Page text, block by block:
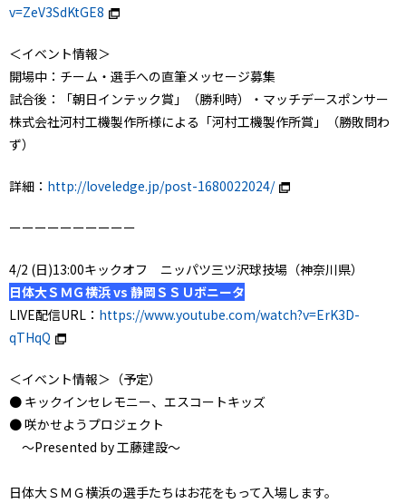
v=ZeV3SdKtGE8
＜イベント情報＞
開場中：チーム・選手への直筆メッセージ募集
試合後：「朝日インテック賞」（勝利時）・マッチデースポンサー
株式会社河村工機製作所様による「河村工機製作所賞」（勝敗問わ
ず）
詳細： http://loveledge.jp/post-1680022024/
ーーーーーーーーーー
4/2 (日)13:00キックオフ ニッパツ三ツ沢球技場（神奈川県）
日体大ＳＭＧ横浜 vs 静岡ＳＳＵボニータ
LIVE配信URL： https://www.youtube.com/watch?v=ErK3D-
qTHqQ
＜イベント情報＞（予定）
● キックインセレモニー、エスコートキッズ
● 咲かせようプロジェクト
～Presented by 工藤建設～
日体大ＳＭＧ横浜の選手たちはお花をもって入場します。